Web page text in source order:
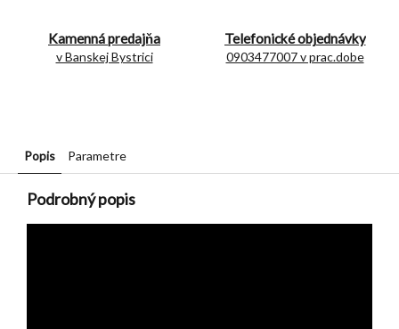
Kamenná predajňa
v Banskej Bystrici
Telefonické objednávky
0903477007 v prac.dobe
Popis Parametre
Podrobný popis